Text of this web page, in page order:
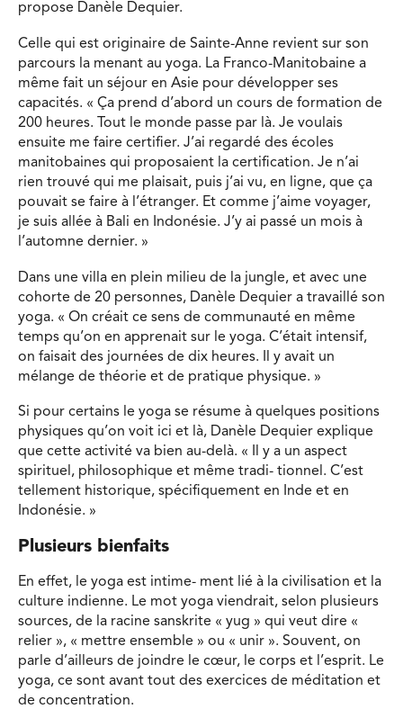
propose Danèle Dequier.
Celle qui est originaire de Sainte-Anne revient sur son
parcours la menant au yoga. La Franco-Manitobaine a
même fait un séjour en Asie pour développer ses
capacités. « Ça prend d’abord un cours de formation de
200 heures. Tout le monde passe par là. Je voulais
ensuite me faire certifier. J’ai regardé des écoles
manitobaines qui proposaient la certification. Je n’ai
rien trouvé qui me plaisait, puis j’ai vu, en ligne, que ça
pouvait se faire à l’étranger. Et comme j’aime voyager,
je suis allée à Bali en Indonésie. J’y ai passé un mois à
l’automne dernier. »
Dans une villa en plein milieu de la jungle, et avec une
cohorte de 20 personnes, Danèle Dequier a travaillé son
yoga. « On créait ce sens de communauté en même
temps qu’on en apprenait sur le yoga. C’était intensif,
on faisait des journées de dix heures. Il y avait un
mélange de théorie et de pratique physique. »
Si pour certains le yoga se résume à quelques positions
physiques qu’on voit ici et là, Danèle Dequier explique
que cette activité va bien au-delà. « Il y a un aspect
spirituel, philosophique et même tradi- tionnel. C’est
tellement historique, spécifiquement en Inde et en
Indonésie. »
Plusieurs bienfaits
En effet, le yoga est intime- ment lié à la civilisation et la
culture indienne. Le mot yoga viendrait, selon plusieurs
sources, de la racine sanskrite « yug » qui veut dire «
relier », « mettre ensemble » ou « unir ». Souvent, on
parle d’ailleurs de joindre le cœur, le corps et l’esprit. Le
yoga, ce sont avant tout des exercices de méditation et
de concentration.